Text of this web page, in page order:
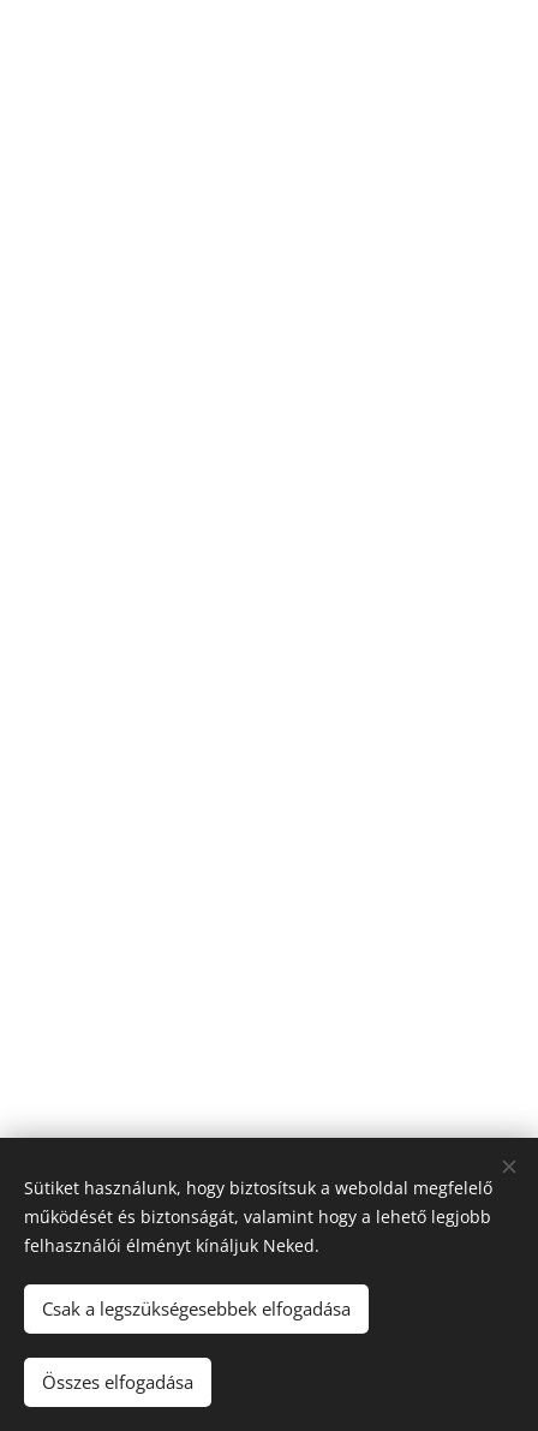
© 2026 Nagyfólia Kft. Minden jog fenntartva
Sütik
Sütiket használunk, hogy biztosítsuk a weboldal megfelelő
működését és biztonságát, valamint hogy a lehető legjobb
felhasználói élményt kínáljuk Neked.
Csak a legszükségesebbek elfogadása
Összes elfogadása